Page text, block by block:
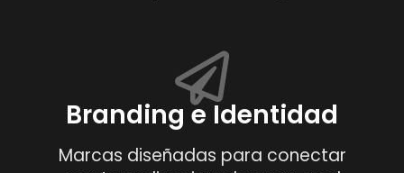
Branding e Identidad
Marcas diseñadas para conectar